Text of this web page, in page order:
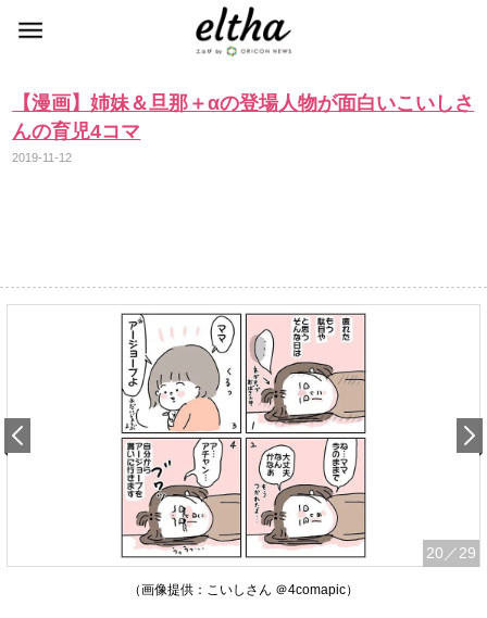
【漫画】姉妹＆旦那＋αの登場人物が面白いこいしさ
んの育児4コマ
2019-11-12
20 ／29
（画像提供：こいしさん ＠4comapic）